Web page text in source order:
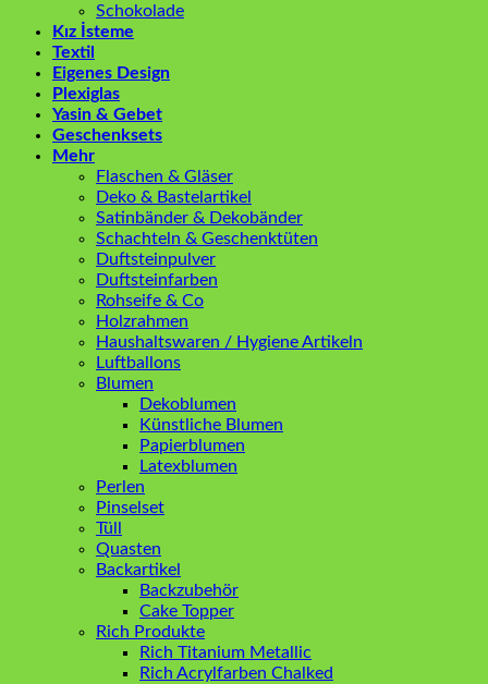
Schokolade
Kız İsteme
Textil
Eigenes Design
Plexiglas
Yasin & Gebet
Geschenksets
Mehr
Flaschen & Gläser
Deko & Bastelartikel
Satinbänder & Dekobänder
Schachteln & Geschenktüten
Duftsteinpulver
Duftsteinfarben
Rohseife & Co
Holzrahmen
Haushaltswaren / Hygiene Artikeln
Luftballons
Blumen
Dekoblumen
Künstliche Blumen
Papierblumen
Latexblumen
Perlen
Pinselset
Tüll
Quasten
Backartikel
Backzubehör
Cake Topper
Rich Produkte
Rich Titanium Metallic
Rich Acrylfarben Chalked